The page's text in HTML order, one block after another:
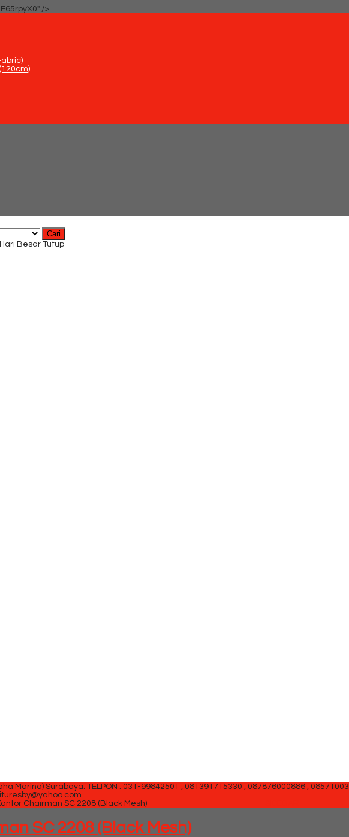
/>
Cari
Besar Tutup
Marina) Surabaya. TELPON : 031-99842501 , 081391715330 , 087876000886 ,
Chairman SC 2208 (Black Mesh)
SC 2208 (Black Mesh)